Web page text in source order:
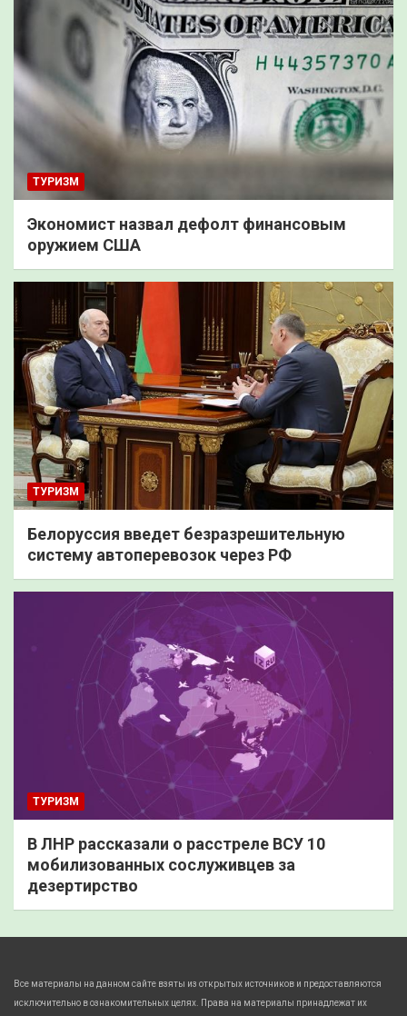
ТУРИЗМ
Экономист назвал дефолт финансовым
оружием США
ТУРИЗМ
Белоруссия введет безразрешительную
систему автоперевозок через РФ
ТУРИЗМ
В ЛНР рассказали о расстреле ВСУ 10
мобилизованных сослуживцев за
дезертирство
Все материалы на данном сайте взяты из открытых источников и предоставляются
исключительно в ознакомительных целях. Права на материалы принадлежат их